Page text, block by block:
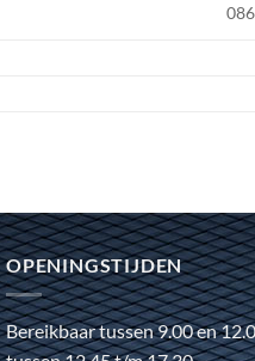
OPENINGSTIJDEN
Bereikbaar tussen 9.00 en